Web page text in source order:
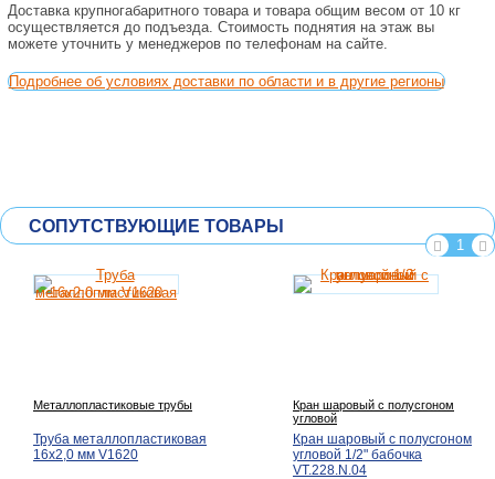
Доставка крупногабаритного товара и товара общим весом от 10 кг
осуществляется до подъезда. Стоимость поднятия на этаж вы
можете уточнить у менеджеров по телефонам на сайте.
Подробнее об условиях доставки по области и в другие регионы
СОПУТСТВУЮЩИЕ ТОВАРЫ
1
Металлопластиковые трубы
Труба металлопластиковая
16х2,0 мм V1620
Кран шаровый с полусгоном
угловой
Кран шаровый с полусгоном
угловой 1/2" бабочка
VT.228.N.04